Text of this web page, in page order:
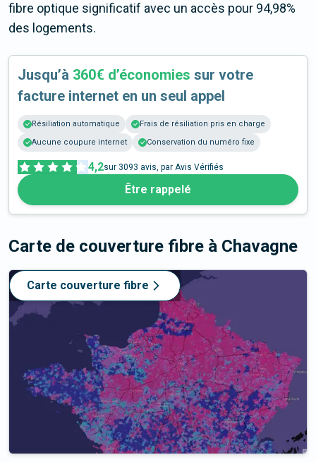
fibre optique significatif avec un accès pour 94,98%
des logements.
Jusqu’à 360€ d’économies sur votre
facture internet en un seul appel
Résiliation automatique
Frais de résiliation pris en charge
Aucune coupure internet
Conservation du numéro fixe
4,2sur 3093 avis, par Avis Vérifiés
Être rappelé
Carte de couverture fibre à Chavagne
Carte couverture fibre